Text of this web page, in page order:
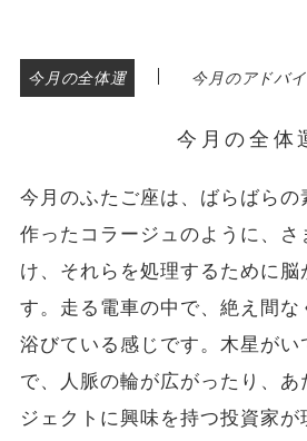
今月の全体運 | 今月のアドバ
今月の全体
今月のふたご座は、ばらばらの
作ったコラージュのように、さ
け、それらを処理するために脳
す。走る電車の中で、絶え間な
浴びている感じです。木星がい
で、人脈の輪が広がったり、あ
ジェクトに興味を持つ投資家